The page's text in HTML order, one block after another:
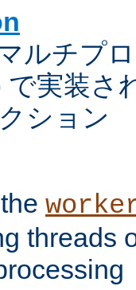
ルチプ
で実装さ
ション
threads